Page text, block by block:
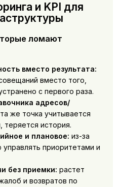
и KPI для
ломают
вместо результата:
вместо того,
с первого раза.
адресов/
же точка учитывается
теряется история.
и плановое: из-за
приоритетами и
без приемки: растет
и возвратов по